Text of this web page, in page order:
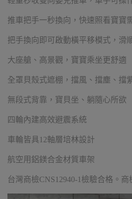
推車把手一秒換向，快速照看寶寶
把手換向即可啟動橫平移模式，滑
大座艙、高景觀，寶寶乘坐更舒適
全罩貝殼式遮棚，擋風、擋塵、擋
無段式背靠，寶貝坐、躺隨心所欲
四輪內建高效避震系統
車輪皆具12軸層培林設計
航空用鋁鎂合金材質車架
台灣商檢CNS12940-1檢驗合格。商